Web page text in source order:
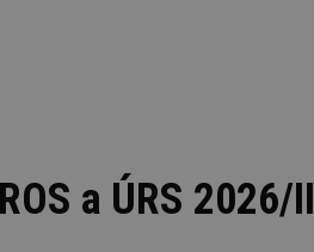
a ÚRS 2026/II